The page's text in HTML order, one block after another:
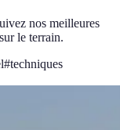
nos meilleures
le terrain.
#techniques